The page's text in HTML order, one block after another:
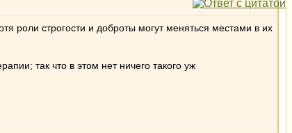
роли строгости и доброты могут меняться местами в их
так что в этом нет ничего такого уж